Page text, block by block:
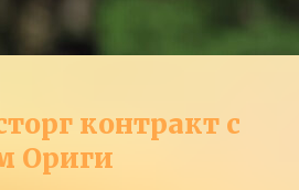
контракт с
Ориги